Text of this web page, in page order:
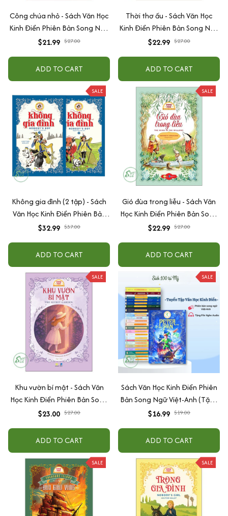
Công chúa nhỏ - Sách Văn Học
Kinh Điển Phiên Bản Song Ngữ
Việt-Anh (Tặng File Nghe
$21.99 $27.00
ADD TO CART
Thời thơ ấu - Sách Văn Học
Kinh Điển Phiên Bản Song Ngữ
Việt-Anh (Tặng File Nghe
$22.99 $27.00
ADD TO CART
SALE
Không gia đình (2 tập) - Sách
Văn Học Kinh Điển Phiên Bản
Song Ngữ Việt-Anh (Tặng File
$32.99 $37.00
ADD TO CART
SALE
Gió đùa trong liễu - Sách Văn
Học Kinh Điển Phiên Bản Song
Ngữ Việt-Anh (Tặng File Nghe
$22.99 $27.00
ADD TO CART
SALE
Khu vườn bí mật - Sách Văn
Học Kinh Điển Phiên Bản Song
Ngữ Việt-Anh (Tặng File Nghe
$23.00 $27.00
ADD TO CART
SALE
Sách Văn Học Kinh Điển Phiên
Bản Song Ngữ Việt-Anh (Tặng
File Nghe Audio) - Cuốn Lẻ Tùy
$16.99 $19.00
ADD TO CART
SALE SALE